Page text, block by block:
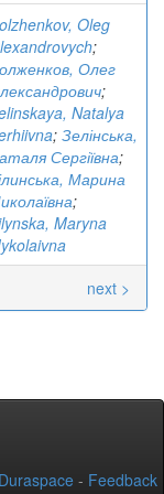
Oleg
;
Олег
;
Natalya
; Зелінська,
Сергіївна;
Марина
;
Maryna
next >
Duraspace - Feedback